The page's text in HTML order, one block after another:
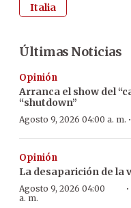
Italia
Últimas Noticias
Opinión
Arranca el show del
“shutdown”
Agosto 9, 2026 04:00 a. m. ·
Opinión
La desaparición de la
Agosto 9, 2026 04:00
a. m.
·